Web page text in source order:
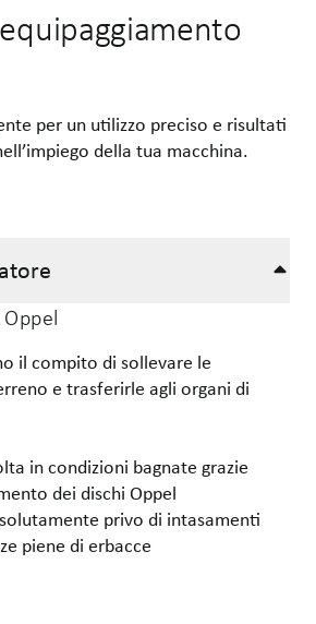
per un utilizzo preciso e risultati
della tua macchina.
il compito di sollevare le
e trasferirle agli organi di
in condizioni bagnate grazie
dei dischi Oppel
privo di intasamenti
piene di erbacce